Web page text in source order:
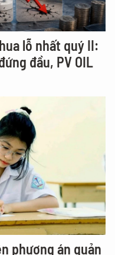
lỗ nhất quý II:
đầu, PV OIL
phương án quản